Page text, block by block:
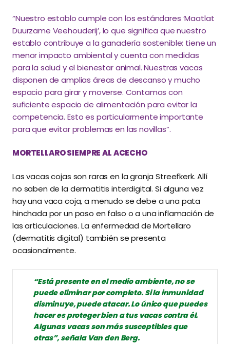
“Nuestro establo cumple con los estándares ‘Maatlat
Duurzame Veehouderij’, lo que significa que nuestro
establo contribuye a la ganadería sostenible: tiene un
menor impacto ambiental y cuenta con medidas
para la salud y el bienestar animal. Nuestras vacas
disponen de amplias áreas de descanso y mucho
espacio para girar y moverse. Contamos con
suficiente espacio de alimentación para evitar la
competencia. Esto es particularmente importante
para que evitar problemas en las novillas”.
MORTELLARO SIEMPRE AL ACECHO
Las vacas cojas son raras en la granja Streefkerk. Allí
no saben de la dermatitis interdigital. Si alguna vez
hay una vaca coja, a menudo se debe a una pata
hinchada por un paso en falso o a una inflamación de
las articulaciones. La enfermedad de Mortellaro
(dermatitis digital) también se presenta
ocasionalmente.
“Está presente en el medio ambiente, no se
puede eliminar por completo. Si la inmunidad
disminuye, puede atacar. Lo único que puedes
hacer es proteger bien a tus vacas contra él.
Algunas vacas son más susceptibles que
otras”, señala Van den Berg.